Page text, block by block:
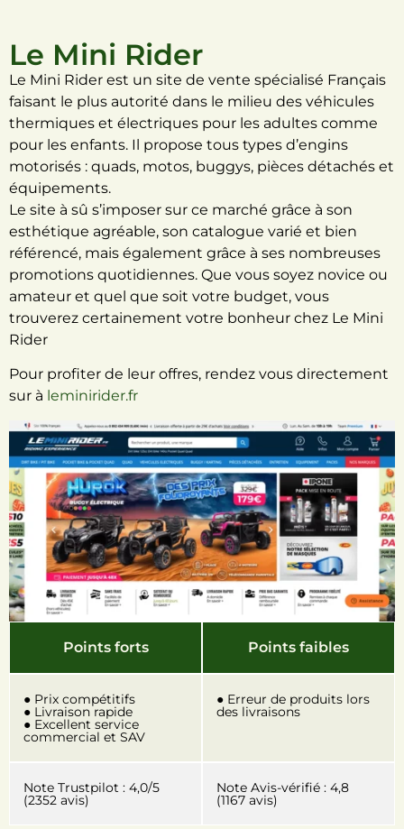
Le Mini Rider
Le Mini Rider est un site de vente spécialisé Français
faisant le plus autorité dans le milieu des véhicules
thermiques et électriques pour les adultes comme
pour les enfants. Il propose tous types d’engins
motorisés : quads, motos, buggys, pièces détachés et
équipements.
Le site à sû s’imposer sur ce marché grâce à son
esthétique agréable, son catalogue varié et bien
référencé, mais également grâce à ses nombreuses
promotions quotidiennes. Que vous soyez novice ou
amateur et quel que soit votre budget, vous
trouverez certainement votre bonheur chez Le Mini
Rider
Pour profiter de leur offres, rendez vous directement
sur à leminirider.fr
Points forts Points faibles
● Prix compétitifs
● Livraison rapide
● Excellent service
commercial et SAV
● Erreur de produits lors
des livraisons
Note Trustpilot : 4,0/5
(2352 avis)
Note Avis-vérifié : 4,8
(1167 avis)